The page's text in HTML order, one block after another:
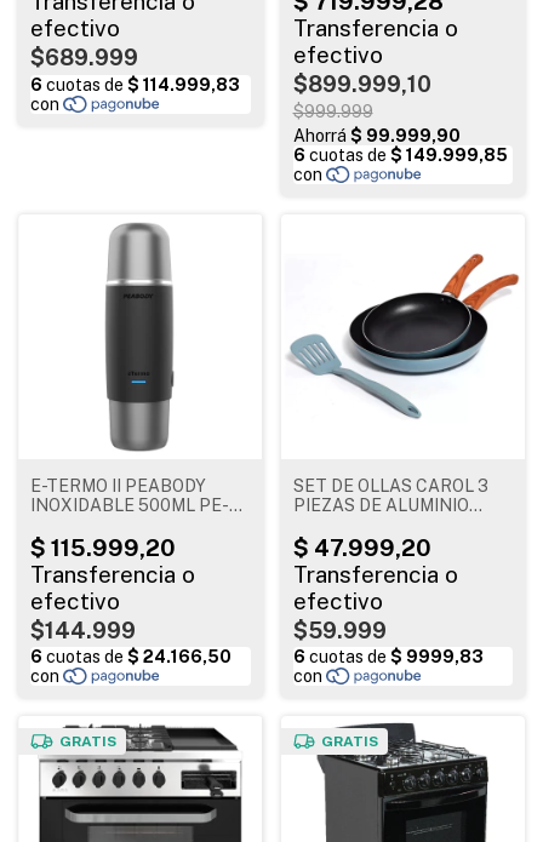
$689.999
$899.999,10
$999.999
E-TERMO II PEABODY
INOXIDABLE 500ML PE-
$144.999
SET DE OLLAS CAROL 3
PIEZAS DE ALUMINIO
$59.999
GRATIS GRATIS